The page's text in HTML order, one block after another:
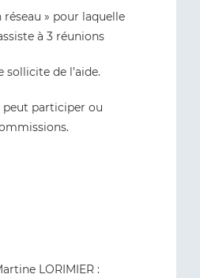
» pour laquelle
à 3 réunions
sollicite de l’aide.
peut participer ou
LORIMIER :